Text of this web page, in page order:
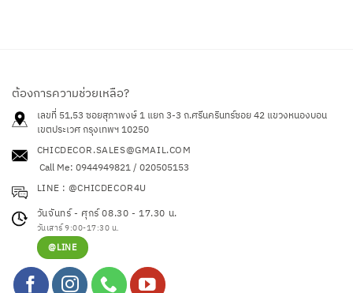
ต้องการความช่วยเหลือ?
เลขที่ 51,53 ซอยสุภาพงษ์ 1 แยก 3-3 ถ.ศรีนครินทร์ซอย 42แขวงหนองบอน
เขตประเวศ กรุงเทพฯ 10250
CHICDECOR.SALES@GMAIL.COM
Call Me: 0944949821 / 020505153
LINE : @CHICDECOR4U
วันจันทร์ - ศุกร์ 08.30 - 17.30 น.
วันเสาร์ 9:00-17:30 น.
@LINE